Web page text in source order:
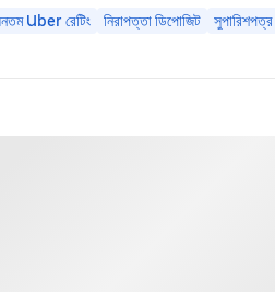
Uber রেটিং নিরাপত্তা ডিপোজিট
সুপারিশপত্র